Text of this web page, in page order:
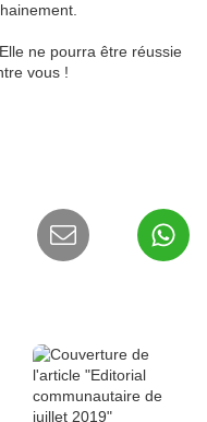
ne pourra être réussie
vous !